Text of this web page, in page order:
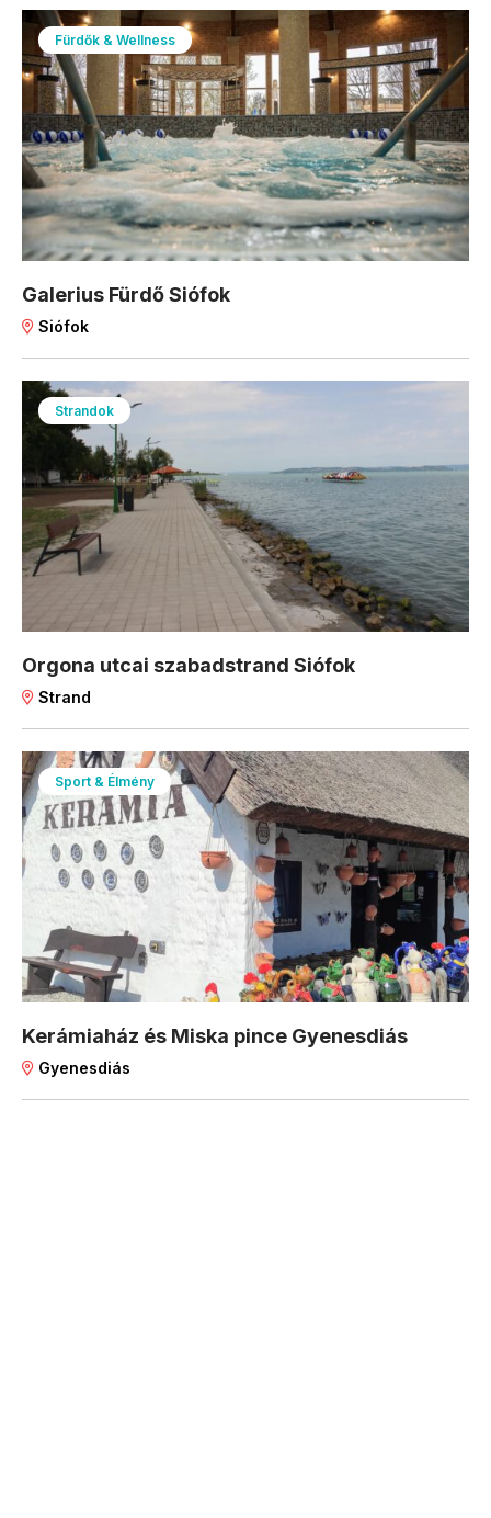
Fürdők & Wellness
Galerius Fürdő Siófok
Siófok
Strandok
Orgona utcai szabadstrand Siófok
Strand
Sport & Élmény
Kerámiaház és Miska pince Gyenesdiás
Gyenesdiás